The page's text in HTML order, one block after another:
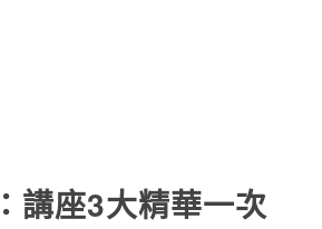
講座3大精華一次